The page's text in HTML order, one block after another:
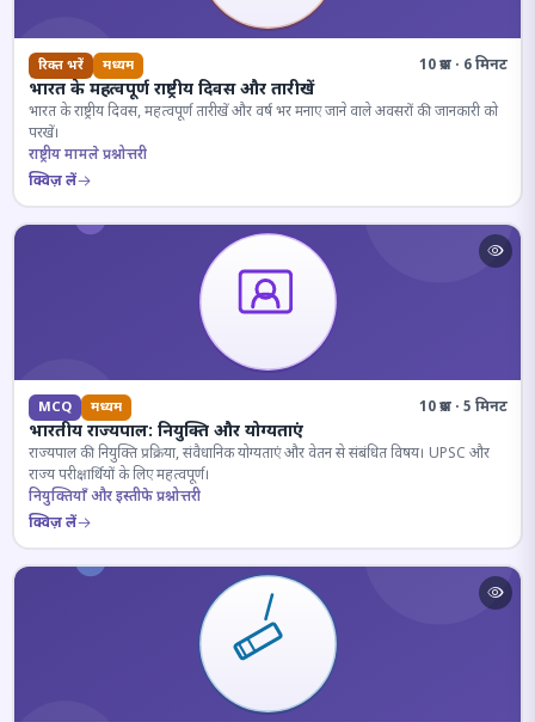
रिक्त भरें मध्यम 10 प्रश्न · 6 मिनट
भारत के महत्वपूर्ण राष्ट्रीय दिवस और तारीखें
भारत के राष्ट्रीय दिवस, महत्वपूर्ण तारीखें और वर्ष भर मनाए जाने वाले अवसरों की जानकारी को
परखें।
राष्ट्रीय मामले प्रश्नोत्तरी
क्विज़ लें
MCQ मध्यम 10 प्रश्न · 5 मिनट
भारतीय राज्यपाल: नियुक्ति और योग्यताएं
राज्यपाल की नियुक्ति प्रक्रिया, संवैधानिक योग्यताएं और वेतन से संबंधित विषय। UPSC और
राज्य परीक्षार्थियों के लिए महत्वपूर्ण।
नियुक्तियाँ और इस्तीफे प्रश्नोत्तरी
क्विज़ लें